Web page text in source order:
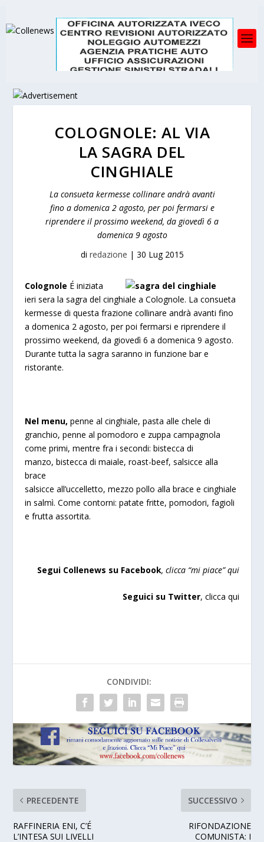
COLOGNOLE: AL VIA
LA SAGRA DEL
CINGHIALE
La consueta kermesse collinare andrà avanti
fino a domenica 2 agosto, per poi fermarsi e
riprendere il prossimo weekend, da giovedì 6 a
domenica 9 agosto
di redazione | 30 Lug 2015
Colognole É iniziata
ieri sera la sagra del cinghiale a Colognole. La consueta
kermesse di questa frazione collinare andrà avanti fino
a domenica 2 agosto, per poi fermarsi e riprendere il
prossimo weekend, da giovedì 6 a domenica 9 agosto.
Durante tutta la sagra saranno in funzione bar e
ristorante.
Nel menu,penne al cinghiale, pasta alle chele di
granchio, penne al pomodoro e zuppa campagnola
come primi, mentre fra i secondi:bistecca di
manzo, bistecca di maiale, roast-beef, salsicce alla
brace
salsicce all’uccelletto, mezzo pollo alla brace e cinghiale
in salmì. Come contorni:patate fritte, pomodori, fagioli
e frutta assortita.
Segui Collenews su Facebook, clicca “mi piace”qui
Seguici su Twitter, clicca qui
CONDIVIDI:
PRECEDENTE
RAFFINERIA ENI, C’É
L’INTESA SUI LIVELLI
SUCCESSIVO
RIFONDAZIONE
COMUNISTA: I